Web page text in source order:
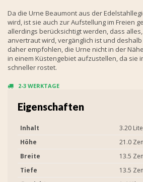
Da die Urne Beaumont aus der
wird, ist sie auch zur Aufstellung im Freien
allerdings berücksichtigt werden, dass
anvertraut wird, vergänglich ist und deshalb
daher empfohlen, die Urne nicht in der
in einem Küstengebiet aufzustellen, da sie
schneller rostet.
2-3 WERKTAGE
Eigenschaften
Inhalt
3.20
Höhe
21.0
Breite
13.5
Tiefe
13.5